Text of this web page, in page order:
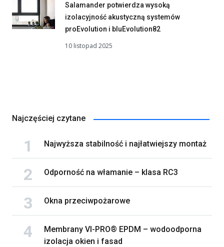
Salamander potwierdza wysoką
izolacyjność akustyczną systemów
proEvolution i bluEvolution82
10 listopad 2025
Najczęściej czytane
Najwyższa stabilność i najłatwiejszy montaż
Odporność na włamanie – klasa RC3
Okna przeciwpożarowe
Membrany VI-PRO® EPDM – wodoodporna
izolacja okien i fasad